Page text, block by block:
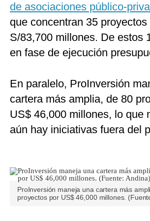
de asociaciones público-
que concentran 35 proyectos
S/83,700 millones. De estos
en fase de ejecución
En paralelo, ProInversión
cartera más amplia, de 80
US$ 46,000 millones, lo que
aún hay iniciativas fuera del
ProInversión maneja una cartera más
proyectos por US$ 46,000 millones.